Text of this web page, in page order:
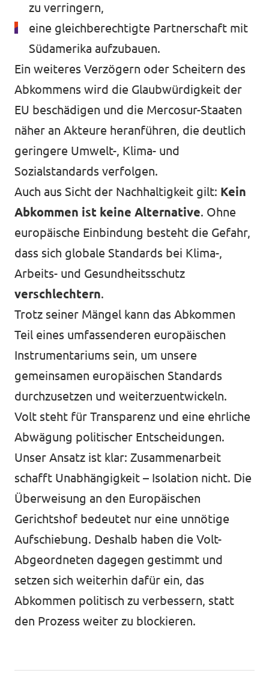
zu verringern,
eine gleichberechtigte Partnerschaft mit
Südamerika aufzubauen.
Ein weiteres Verzögern oder Scheitern des
Abkommens wird die Glaubwürdigkeit der
EU beschädigen und die Mercosur-Staaten
näher an Akteure heranführen, die deutlich
geringere Umwelt-, Klima- und
Sozialstandards verfolgen.
Auch aus Sicht der Nachhaltigkeit gilt: Kein
Abkommen ist keine Alternative. Ohne
europäische Einbindung besteht die Gefahr,
dass sich globale Standards bei Klima-,
Arbeits- und Gesundheitsschutz
verschlechtern.
Trotz seiner Mängel kann das Abkommen
Teil eines umfassenderen europäischen
Instrumentariums sein, um unsere
gemeinsamen europäischen Standards
durchzusetzen und weiterzuentwickeln.
Volt steht für Transparenz und eine ehrliche
Abwägung politischer Entscheidungen.
Unser Ansatz ist klar: Zusammenarbeit
schafft Unabhängigkeit – Isolation nicht. Die
Überweisung an den Europäischen
Gerichtshof bedeutet nur eine unnötige
Aufschiebung. Deshalb haben die Volt-
Abgeordneten dagegen gestimmt und
setzen sich weiterhin dafür ein, das
Abkommen politisch zu verbessern, statt
den Prozess weiter zu blockieren.